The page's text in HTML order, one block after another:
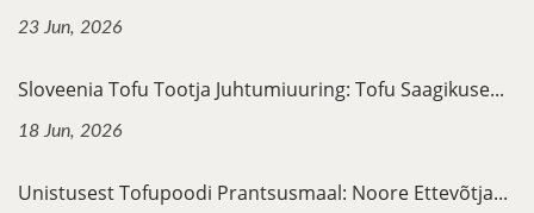
23 Jun, 2026
Sloveenia Tofu Tootja Juhtumiuuring: Tofu Saagikuse...
18 Jun, 2026
Unistusest Tofupoodi Prantsusmaal: Noore Ettevõtja...